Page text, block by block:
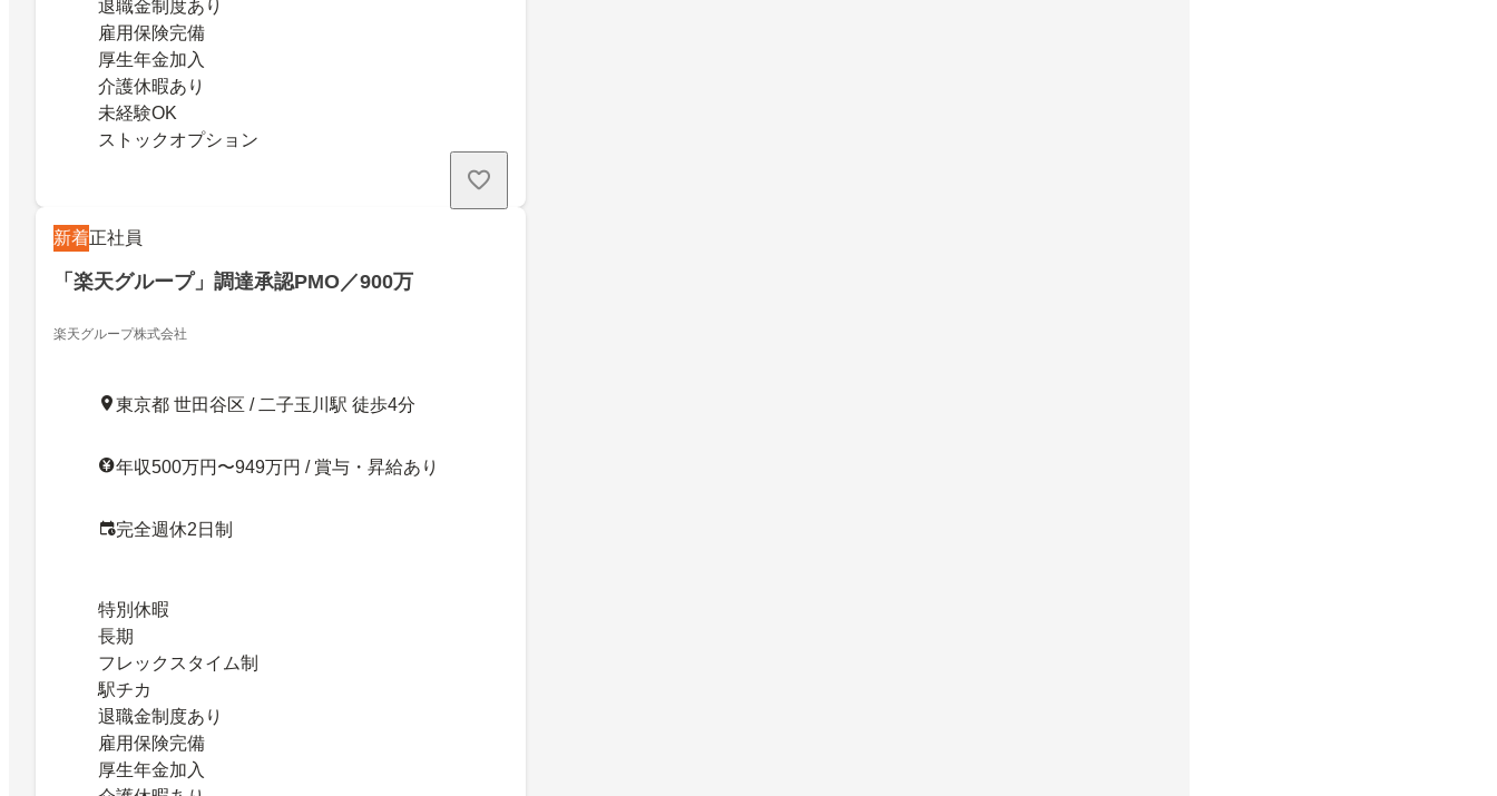
退職金制度あり
雇用保険完備
厚生年金加入
介護休暇あり
未経験OK
ストックオプション
新着正社員
「楽天グループ」調達承認PMO／900万
楽天グループ株式会社
東京都 世田谷区 / 二子玉川駅 徒歩4分
年収500万円〜949万円 / 賞与・昇給あり
完全週休2日制
特別休暇
長期
フレックスタイム制
駅チカ
退職金制度あり
雇用保険完備
厚生年金加入